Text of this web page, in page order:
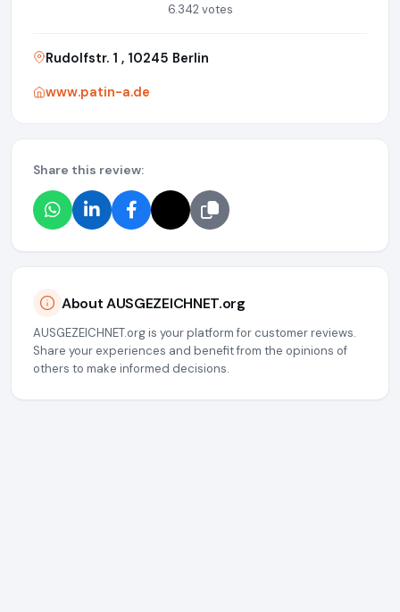
6.342 votes
Rudolfstr. 1 , 10245 Berlin
www.patin-a.de
Share this review:
About AUSGEZEICHNET.org
AUSGEZEICHNET.org is your platform for customer reviews.
Share your experiences and benefit from the opinions of
others to make informed decisions.